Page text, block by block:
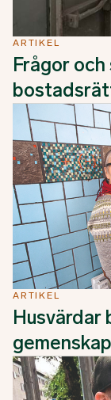
ARTIKEL
Frågor och
ARTIKEL
Husvärdar
gemenskap